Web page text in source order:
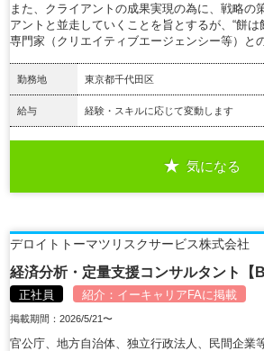
また、クライアントの成果実現の為に、戦略の
アントと並走していくことを旨とするが、“餅
専門家（クリエイティブエージェンシー等）と
勤務地 東京都千代田区
給与 経験・スキルに応じて変動します
気になる
デロイトトーマツリスクサービス株式会社
経済分析・定量支援コンサルタント【
正社員 紹介： イーキャリアFAに掲載
掲載期間：2026/5/21〜
官公庁、地方自治体、独立行政法人、民間企業